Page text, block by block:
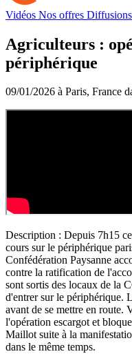
Vidéos Nos offres Diffusions
Agriculteurs :
périphérique
09/01/2026 à Paris, France
Description : Depuis 7h15
cours sur le périphérique
Confédération Paysanne
contre la ratification de
sont sortis des locaux de la
d'entrer sur le périphérique.
avant de se mettre en route.
l'opération escargot et
Maillot suite à la
dans le même temps.